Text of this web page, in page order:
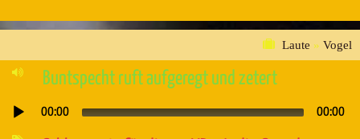
Laute » Vogel
Buntspecht ruft aufgeregt und zetert
Audio-
00:00 00:00